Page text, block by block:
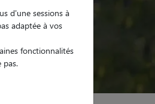
d'une sessions à
adaptée à vos
fonctionnalités
pas.